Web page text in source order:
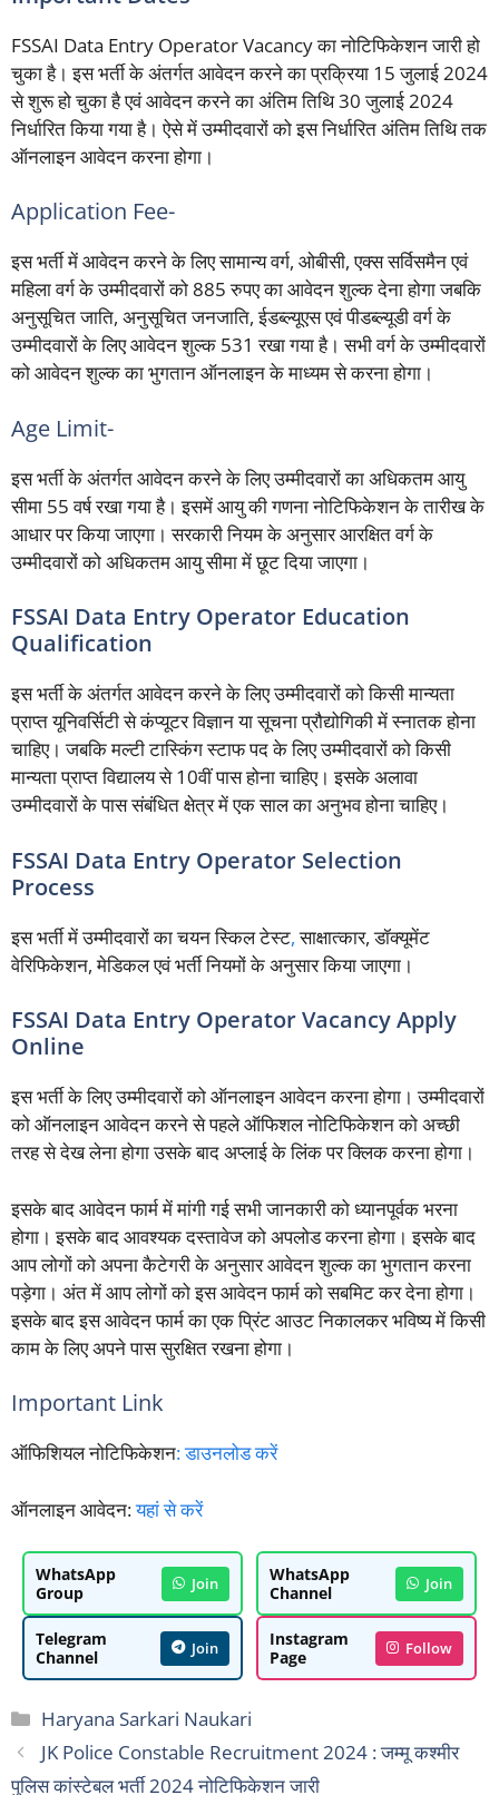
FSSAI Data Entry Operator Vacancy का नोटिफिकेशन जारी हो
चुका है। इस भर्ती के अंतर्गत आवेदन करने का प्रक्रिया 15 जुलाई 2024
से शुरू हो चुका है एवं आवेदन करने का अंतिम तिथि 30 जुलाई 2024
निर्धारित किया गया है। ऐसे में उम्मीदवारों को इस निर्धारित अंतिम तिथि तक
ऑनलाइन आवेदन करना होगा।
Application Fee-
इस भर्ती में आवेदन करने के लिए सामान्य वर्ग, ओबीसी, एक्स सर्विसमैन एवं
महिला वर्ग के उम्मीदवारों को 885 रुपए का आवेदन शुल्क देना होगा जबकि
अनुसूचित जाति, अनुसूचित जनजाति, ईडब्ल्यूएस एवं पीडब्ल्यूडी वर्ग के
उम्मीदवारों के लिए आवेदन शुल्क 531 रखा गया है। सभी वर्ग के उम्मीदवारों
को आवेदन शुल्क का भुगतान ऑनलाइन के माध्यम से करना होगा।
Age Limit-
इस भर्ती के अंतर्गत आवेदन करने के लिए उम्मीदवारों का अधिकतम आयु
सीमा 55 वर्ष रखा गया है। इसमें आयु की गणना नोटिफिकेशन के तारीख के
आधार पर किया जाएगा। सरकारी नियम के अनुसार आरक्षित वर्ग के
उम्मीदवारों को अधिकतम आयु सीमा में छूट दिया जाएगा।
FSSAI Data Entry Operator Education
Qualification
इस भर्ती के अंतर्गत आवेदन करने के लिए उम्मीदवारों को किसी मान्यता
प्राप्त यूनिवर्सिटी से कंप्यूटर विज्ञान या सूचना प्रौद्योगिकी में स्नातक होना
चाहिए। जबकि मल्टी टास्किंग स्टाफ पद के लिए उम्मीदवारों को किसी
मान्यता प्राप्त विद्यालय से 10वीं पास होना चाहिए। इसके अलावा
उम्मीदवारों के पास संबंधित क्षेत्र में एक साल का अनुभव होना चाहिए।
FSSAI Data Entry Operator Selection
Process
इस भर्ती में उम्मीदवारों का चयन स्किल टेस्ट,साक्षात्कार, डॉक्यूमेंट
वेरिफिकेशन, मेडिकल एवं भर्ती नियमों के अनुसार किया जाएगा।
FSSAI Data Entry Operator Vacancy Apply
Online
इस भर्ती के लिए उम्मीदवारों को ऑनलाइन आवेदन करना होगा। उम्मीदवारों
को ऑनलाइन आवेदन करने से पहले ऑफिशल नोटिफिकेशन को अच्छी
तरह से देख लेना होगा उसके बाद अप्लाई के लिंक पर क्लिक करना होगा।
इसके बाद आवेदन फार्म में मांगी गई सभी जानकारी को ध्यानपूर्वक भरना
होगा। इसके बाद आवश्यक दस्तावेज को अपलोड करना होगा। इसके बाद
आप लोगों को अपना कैटेगरी के अनुसार आवेदन शुल्क का भुगतान करना
पड़ेगा। अंत में आप लोगों को इस आवेदन फार्म को सबमिट कर देना होगा।
इसके बाद इस आवेदन फार्म का एक प्रिंट आउट निकालकर भविष्य में किसी
काम के लिए अपने पास सुरक्षित रखना होगा।
Important Link
ऑफिशियल नोटिफिकेशन:डाउनलोड करें
ऑनलाइन आवेदन:यहां से करें
WhatsApp
Group
Join
WhatsApp
Channel
Join
Telegram
Channel
Join
Instagram
Page
Follow
Categories
Haryana Sarkari Naukari
JK Police Constable Recruitment 2024 : जम्मू कश्मीर
पुलिस कांस्टेबल भर्ती 2024 नोटिफिकेशन जारी